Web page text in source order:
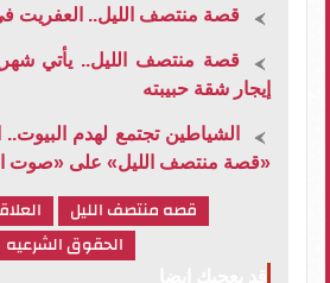
قصة منتصف الليل.. العفريت
قصة منتصف الليل.. يأتي
إيجار شقة حبيبته
الشياطين تجتمع لهدم
«قصة منتصف الليل» على «صوت
قصه منتصف الليل
الحقوق الشرعيه